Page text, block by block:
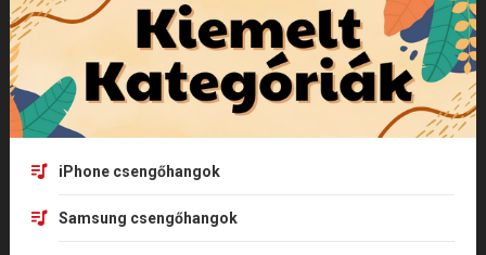
iPhone csengőhangok
Samsung csengőhangok